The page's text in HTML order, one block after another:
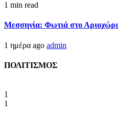
1 min read
Μεσσηνία: Φωτιά στο Αριοχώρι
1 ημέρα ago admin
ΠΟΛΙΤΙΣΜΟΣ
1
1